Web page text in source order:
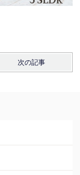
次の記事